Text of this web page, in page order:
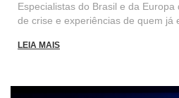
Especialistas do Brasil e da
de crise e experiências de quem já
LEIA MAIS